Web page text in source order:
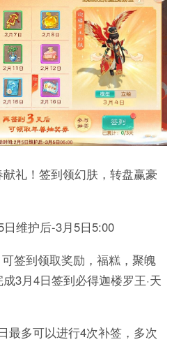
礼！签到领幻肤，转盘赢豪
维护后-3月5日5:00
到领取奖励，福糕，聚魄
3月4日签到必得迦楼罗王·天
多可以进行4次补签，多次